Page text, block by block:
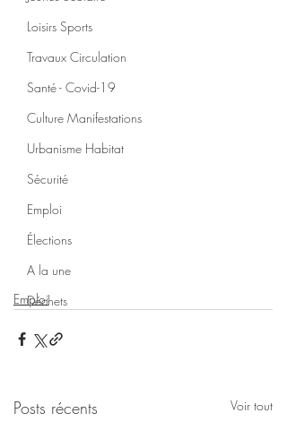
Loisirs Sports
Travaux Circulation
Santé - Covid-19
Culture Manifestations
Urbanisme Habitat
Sécurité
Emploi
Élections
A la une
Déchets
Emploi
Posts récents Voir tout